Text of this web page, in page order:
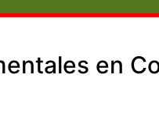
en